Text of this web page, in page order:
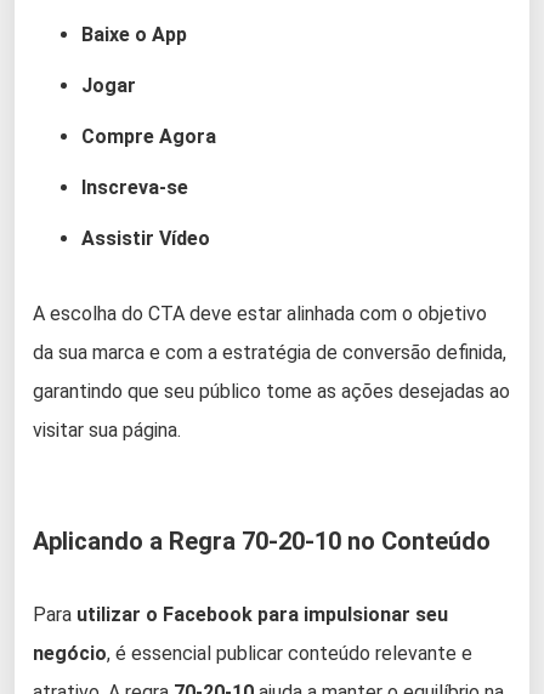
Baixe o App
Jogar
Compre Agora
Inscreva-se
Assistir Vídeo
A escolha do CTA deve estar alinhada com o objetivo
da sua marca e com a estratégia de conversão definida,
garantindo que seu público tome as ações desejadas ao
visitar sua página.
Aplicando a Regra 70-20-10 no Conteúdo
Para utilizar o Facebook para impulsionar seu
negócio, é essencial publicar conteúdo relevante e